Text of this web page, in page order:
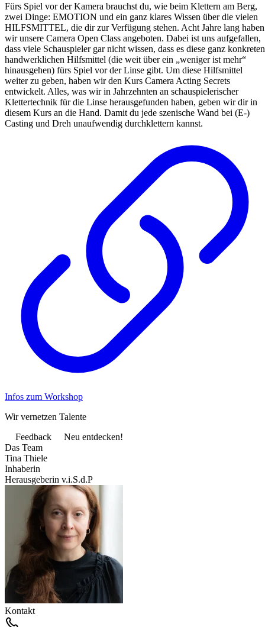
Fürs Spiel vor der Kamera brauchst du, wie beim Klettern am Berg,
zwei Dinge: EMOTION und ein ganz klares Wissen über die vielen
HILFSMITTEL, die dir zur Verfügung stehen. Acht Jahre lang haben
wir unsere Camera Open Class angeboten. Dabei ist uns aufgefallen,
dass viele Schauspieler gar nicht wissen, dass es diese ganz konkreten
handwerklichen Hilfsmittel (die weit über ein „weniger ist mehr“
hinausgehen) fürs Spiel vor der Linse gibt. Um diese Hilfsmittel
weiter zu geben, haben wir den Kurs Camera Acting Secrets
entwickelt. Alles, was wir in Jahrzehnten an schauspielerischer
Klettertechnik für die Linse herausgefunden haben, geben wir dir in
diesem Kurs an die Hand. Damit du jede szenische Wand bei (E-)
Casting und Dreh unaufwendig durchklettern kannst.
Infos zum Workshop
Wir vernetzen Talente
Feedback
Neu entdecken!
Das Team
Tina Thiele
Inhaberin
Herausgeberin v.i.S.d.P
Kontakt